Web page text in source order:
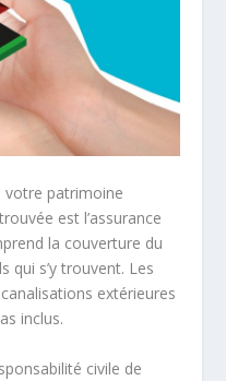
votre patrimoine
est l’assurance
la couverture du
qui s’y trouvent. Les
extérieures
inclus.
civile de